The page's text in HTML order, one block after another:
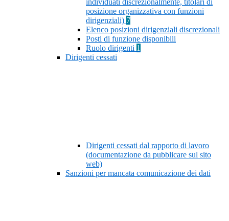
individuati discrezionalmente, titolari di
posizione organizzativa con funzioni
dirigenziali) 7
Elenco posizioni dirigenziali discrezionali
Posti di funzione disponibili
Ruolo dirigenti 1
Dirigenti cessati
Dirigenti cessati dal rapporto di lavoro
(documentazione da pubblicare sul sito
web)
Sanzioni per mancata comunicazione dei dati